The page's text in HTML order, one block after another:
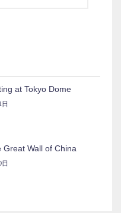
at Tokyo Dome
Great Wall of China